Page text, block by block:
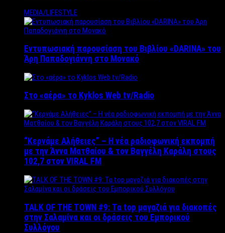
MEDIA/LIFESTYLE
Εντυπωσιακή παρουσίαση του Βιβλίου «DARINA» του
Άρη Παπαδογιάννη στο Μονακό
Στο «αέρα» το Kyklos Web tv/Radio
“Kερνάμε Αλήθειες” – Η νέα ραδιοφωνική εκπομπή
με την Άννα Ματθαίου & τον Βαγγέλη Καράλη στους
102,7 στον VIRAL FM
TALK OF THE TOWN #9: Τα top μαγαζιά για διακοπές
στην Σαλαμίνα και οι δράσεις του Εμπορικού
Συλλόγου